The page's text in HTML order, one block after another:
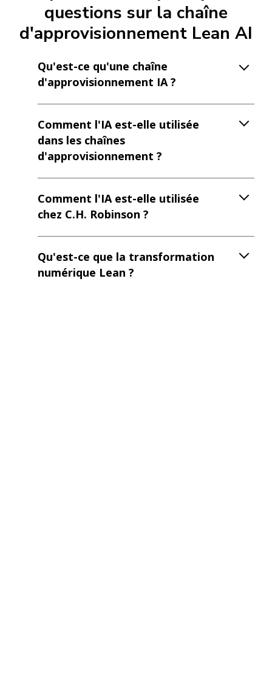
questions sur la chaîne
d'approvisionnement Lean AI
Qu'est-ce qu'une chaîne
d'approvisionnement IA ?
Comment l'IA est-elle utilisée
dans les chaînes
d'approvisionnement ?
Comment l'IA est-elle utilisée
chez C.H. Robinson ?
Qu'est-ce que la transformation
numérique Lean ?